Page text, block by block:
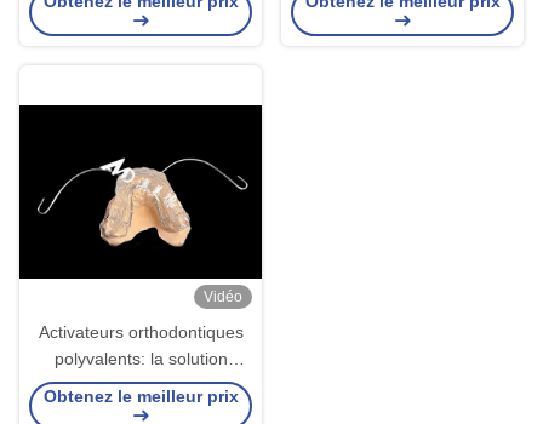
pour une orthodontie sûre et
résultats durables
Vidéo
Activateurs orthodontiques
polyvalents: la solution
ultime pour l'alignement et la
croissance de la mâchoire
Obtenez le meilleur prix